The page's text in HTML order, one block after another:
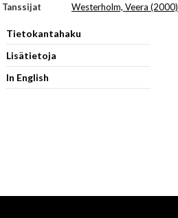
Tanssijat
Westerholm, Veera (2000)
Tietokantahaku
Lisätietoja
In English